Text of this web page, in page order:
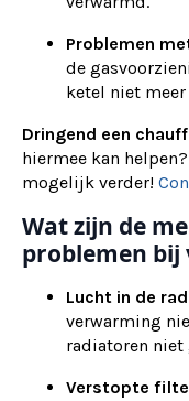
Problemen
de
ketel niet meer
Dringend een
hiermee kan
mogelijk verder!
Wat zijn de
problemen bij
Lucht in de
verwarming
radiatoren
Verstopte